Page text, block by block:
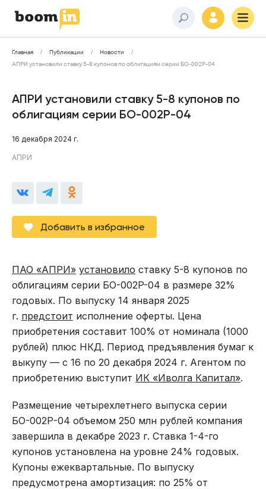
Главная Публикации
Новости
АПРИ установили ставку 5-8 купонов по облигациям серии БО-002P-04
АПРИ установили ставку 5-8 купонов по
облигациям серии БО-002P-04
16 декабря 2024 г.
АПРИ
Добавить в избранное
ПАО «АПРИ» установило ставку 5-8 купонов по
облигациям серии БО-002P-04 в размере 32%
годовых. По выпуску 14 января 2025
г. предстоит исполнение оферты. Цена
приобретения составит 100% от номинала (1000
рублей) плюс НКД. Период предъявления бумаг к
выкупу — с 16 по 20 декабря 2024 г. Агентом по
приобретению выступит ИК «Иволга Капитал».
Размещение четырехлетнего выпуска серии
БО-002Р-04 объемом 250 млн рублей компания
завершила в декабре 2023 г. Ставка 1-4-го
купонов установлена на уровне 24% годовых.
Купоны ежеквартальные. По выпуску
предусмотрена амортизация: по 25% от